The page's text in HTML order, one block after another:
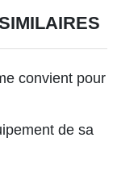
convient pour
de sa